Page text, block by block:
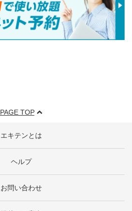
PAGE TOP
エキテンとは
ヘルプ
お問い合わせ